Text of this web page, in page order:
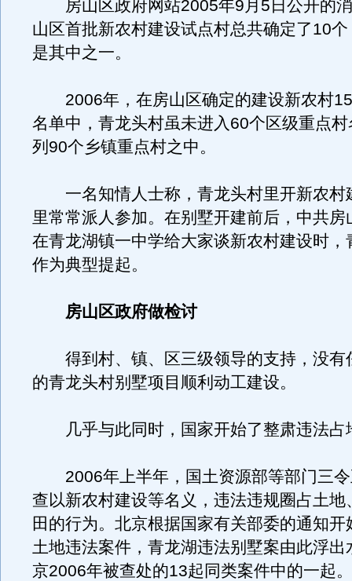
房山区政府网站2005年9月5日公开的
山区首批新农村建设试点村总共确定了10
是其中之一。
2006年，在房山区确定的建设新农村
名单中，青龙头村虽未进入60个区级重点
列90个乡镇重点村之中。
一名知情人士称，青龙头村里开新农村
里常常派人参加。在别墅开建前后，中共房
在青龙湖镇一中学给大家谈新农村建设时，
作为典型提起。
房山区政府做检讨
得到村、镇、区三级领导的支持，没有
的青龙头村别墅项目顺利动工建设。
几乎与此同时，国家开始了整肃违法占
2006年上半年，国土资源部等部门三令
查以新农村建设等名义，违法违规圈占土地
田的行为。北京根据国家有关部委的通知开
土地违法案件，青龙湖违法别墅案由此浮出
京2006年被查处的13起同类案件中的一起。